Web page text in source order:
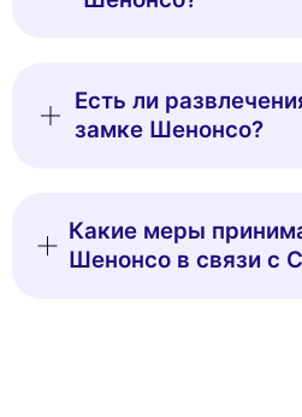
Есть ли
замке Шенонсо?
Какие меры
Шенонсо в связи с